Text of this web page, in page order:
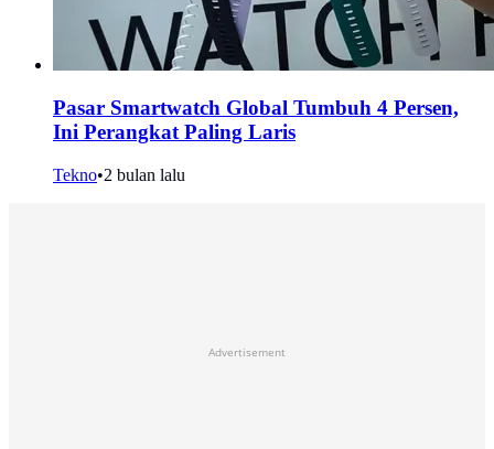
Pasar Smartwatch Global Tumbuh 4 Persen,
Ini Perangkat Paling Laris
Tekno•2 bulan lalu
Advertisement